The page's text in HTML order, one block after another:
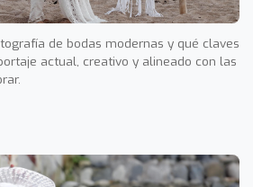
de bodas modernas y qué claves
actual, creativo y alineado con las